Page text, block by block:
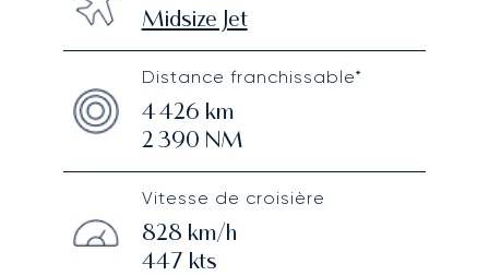
Midsize Jet
Distance franchissable*
4 426 km
2 390 NM
Vitesse de croisière
828 km/h
447 kts